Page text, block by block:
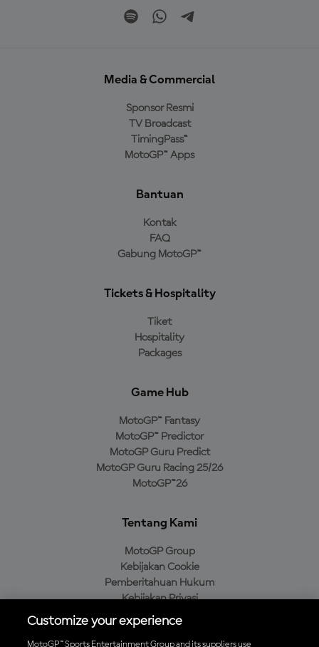
Media & Commercial
Sponsor Resmi
TV Broadcast
TimingPass™
MotoGP™ Apps
Bantuan
Kontak
FAQ
Gabung MotoGP™
Tickets & Hospitality
Tiket
Hospitality
Packages
Game Hub
MotoGP™ Fantasy
MotoGP™ Predictor
MotoGP Guru Predict
MotoGP Guru Racing 25/26
MotoGP™26
Tentang Kami
MotoGP Group
Kebijakan Cookie
Pemberitahuan Hukum
Kebijakan Privasi
Kebijakan Pembelian
Customize your experience
MotoGP™ Sports Entertainment Group and its suppliers use